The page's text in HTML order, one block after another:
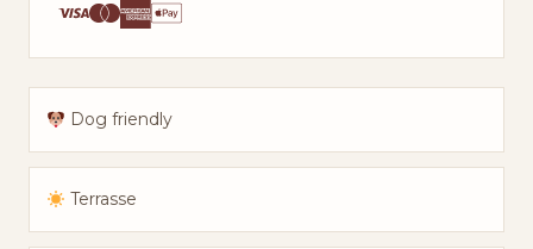
Dog friendly
Terrasse